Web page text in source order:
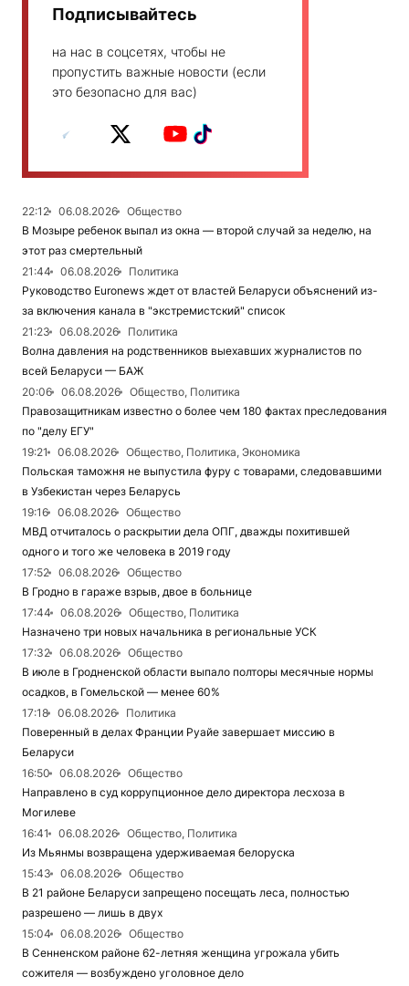
Подписывайтесь
на нас в соцсетях, чтобы не
пропустить важные новости (если
это безопасно для вас)
22:12 06.08.2026
Общество
В Мозыре ребенок выпал из окна — второй случай за неделю, на
этот раз смертельный
21:44
06.08.2026
Политика
Руководство Euronews ждет от властей Беларуси объяснений из-
за включения канала в "экстремистский" список
21:23
06.08.2026
Политика
Волна давления на родственников выехавших журналистов по
всей Беларуси — БАЖ
20:06
06.08.2026
Общество, Политика
Правозащитникам известно о более чем 180 фактах преследования
по "делу ЕГУ"
19:21
06.08.2026
Общество, Политика, Экономика
Польская таможня не выпустила фуру с товарами, следовавшими
в Узбекистан через Беларусь
19:16
06.08.2026
Общество
МВД отчиталось о раскрытии дела ОПГ, дважды похитившей
одного и того же человека в 2019 году
17:52
06.08.2026
Общество
В Гродно в гараже взрыв, двое в больнице
17:44
06.08.2026
Общество, Политика
Назначено три новых начальника в региональные УСК
17:32
06.08.2026
Общество
В июле в Гродненской области выпало полторы месячные нормы
осадков, в Гомельской — менее 60%
17:18
06.08.2026
Политика
Поверенный в делах Франции Руайе завершает миссию в
Беларуси
16:50
06.08.2026
Общество
Направлено в суд коррупционное дело директора лесхоза в
Могилеве
16:41
06.08.2026
Общество, Политика
Из Мьянмы возвращена удерживаемая белоруска
15:43
06.08.2026
Общество
В 21 районе Беларуси запрещено посещать леса, полностью
разрешено — лишь в двух
15:04
06.08.2026
Общество
В Сенненском районе 62-летняя женщина угрожала убить
сожителя — возбуждено уголовное дело